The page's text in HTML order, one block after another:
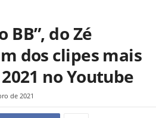
BB”, do Zé
dos clipes mais
no Youtube
de 2021